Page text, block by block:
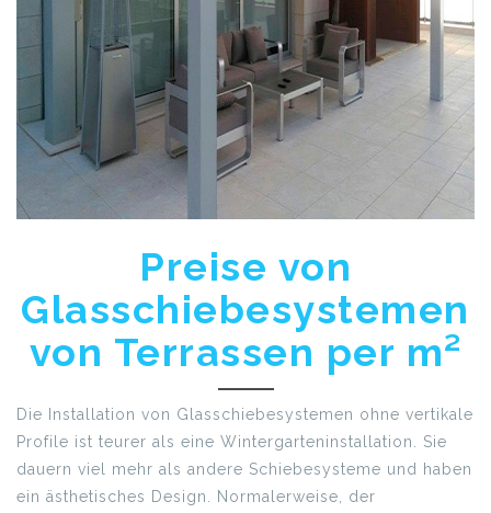
Preise von
Glasschiebesystemen
von Terrassen per m²
Die Installation von Glasschiebesystemen ohne vertikale
Profile ist teurer als eine Wintergarteninstallation. Sie
dauern viel mehr als andere Schiebesysteme und haben
ein ästhetisches Design. Normalerweise, der